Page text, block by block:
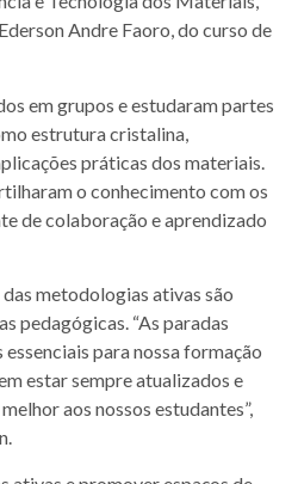
Andre Faoro, do curso de
em grupos e estudaram partes
estrutura cristalina,
práticas dos materiais.
o conhecimento com os
de colaboração e aprendizado
metodologias ativas são
pedagógicas. “As paradas
para nossa formação
estar sempre atualizados e
aos nossos estudantes”,